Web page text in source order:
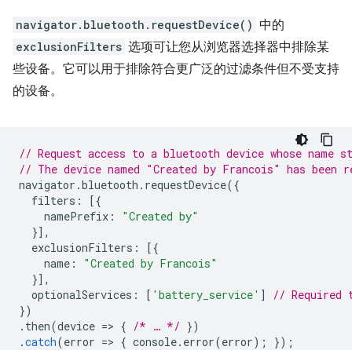
navigator.bluetooth.requestDevice() 中的
exclusionFilters 选项可让您从浏览器选择器中排除某
些设备。它可以用于排除符合更广泛的过滤条件但不受支持
的设备。
// Request access to a bluetooth device whose
// The device named "Created by Francois" has been
navigator .bluetooth . requestDevice({
filters :
[{
namePrefix :
"Created by"
}],
exclusionFilters :
[{
name :
"Created by Francois"
}],
optionalServices : [ 'battery_service' ]
// Required
})
. then(device => { /* … */ })
.catch(error => { console. error(error); });